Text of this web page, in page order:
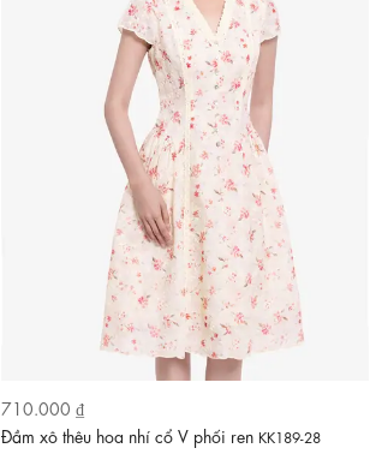
710.000 ₫
Đầm xô thêu hoa nhí cổ V phối ren KK189-28